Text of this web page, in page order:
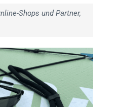
Shops und Partner,